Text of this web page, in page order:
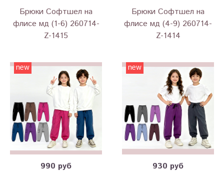
Брюки Софтшел на
флисе мд (1-6) 260714-
Z-1415
Брюки Софтшел на
флисе мд (4-9) 260714-
Z-1414
new
990 руб
new
930 руб